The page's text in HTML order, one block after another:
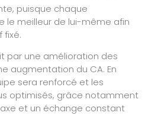
puisque chaque
le meilleur de lui-même afin
fixé.
par une amélioration des
augmentation du CA. En
sera renforcé et les
optimisés, grâce notamment
et un échange constant